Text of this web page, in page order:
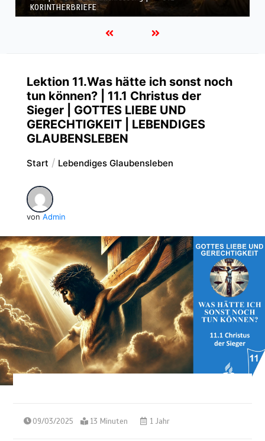
KORINTHERBRIEFE
Lektion 11.Was hätte ich sonst noch
tun können? | 11.1 Christus der
Sieger | GOTTES LIEBE UND
GERECHTIGKEIT | LEBENDIGES
GLAUBENSLEBEN
Start Lebendiges Glaubensleben
von Admin
09/03/2025 13 Minuten 1 Jahr